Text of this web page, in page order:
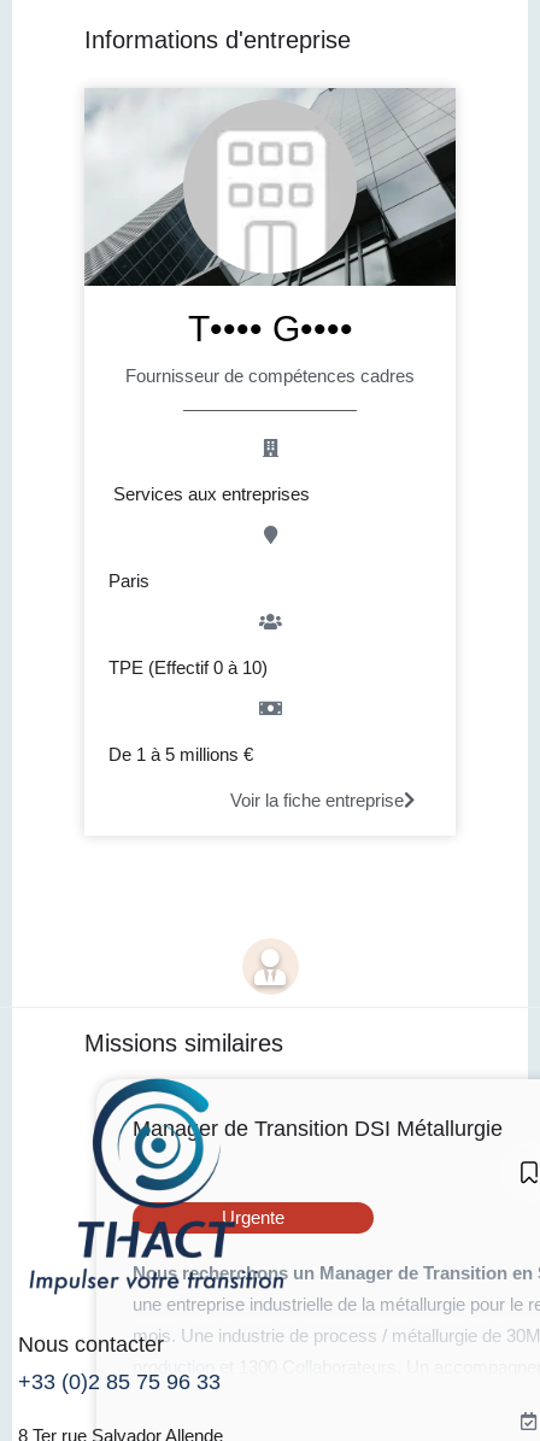
Informations d'entreprise
T•••• G••••
Fournisseur de compétences cadres
Services aux entreprises
Paris
TPE (Effectif 0 à 10)
De 1 à 5 millions €
Voir la fiche entreprise
Missions similaires
Manager de Transition DSI Métallurgie
Urgente
Nous recherchons un Manager de Transition en
une entreprise industrielle de la métallurgie pour le
mois. Une industrie de process / métallurgie de
Nous contacter
+33 (0)2 85 75 96 33
8 Ter rue Salvador Allende